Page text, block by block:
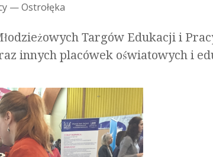
— Ostrołęka
Targów Edukacji i
innych placówek oświatowych i